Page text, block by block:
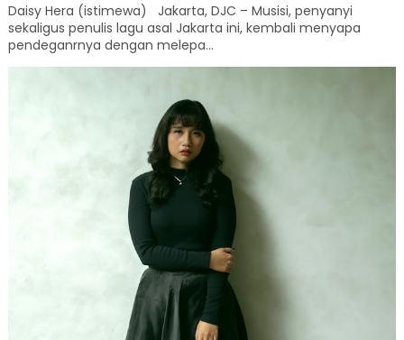
Daisy Hera (istimewa) Jakarta, DJC – Musisi, penyanyi
sekaligus penulis lagu asal Jakarta ini, kembali menyapa
pendeganrnya dengan melepa...